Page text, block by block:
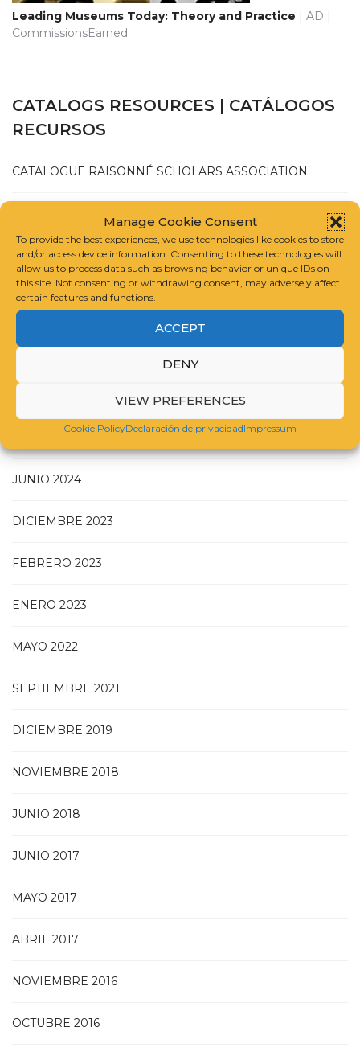
Manage Cookie Consent
To provide the best experiences, we use technologies like cookies to store
and/or access device information. Consenting to these technologies will
allow us to process data such as browsing behavior or unique IDs on
this site. Not consenting or withdrawing consent, may adversely affect
certain features and functions.
ACCEPT
DENY
VIEW PREFERENCES
Cookie PolicyDeclaración de privacidadImpressum
Leading Museums Today: Theory and Practice | AD |
CommissionsEarned
CATALOGS RESOURCES | CATÁLOGOS
RECURSOS
CATALOGUE RAISONNÉ SCHOLARS ASSOCIATION
GUIDELINES FOR COMPILING A CATALOGUE RAISONNÉ
JULIO 2025
NOVIEMBRE 2024
JUNIO 2024
DICIEMBRE 2023
FEBRERO 2023
ENERO 2023
MAYO 2022
SEPTIEMBRE 2021
DICIEMBRE 2019
NOVIEMBRE 2018
JUNIO 2018
JUNIO 2017
MAYO 2017
ABRIL 2017
NOVIEMBRE 2016
OCTUBRE 2016